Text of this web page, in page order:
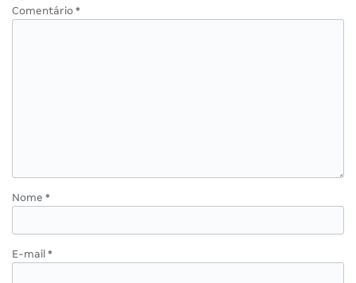
Comentário *
Nome *
E-mail *